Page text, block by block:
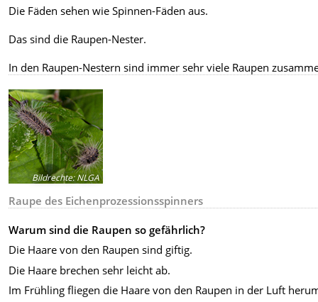
Die Fäden sehen wie Spinnen-Fäden aus.
Das sind die Raupen-Nester.
In den Raupen-Nestern sind immer sehr viele Raupen
Bildrechte:NLGA
Raupe des Eichenprozessionsspinners
Warum sind die Raupen so gefährlich?
Die Haare von den Raupen sind giftig.
Die Haare brechen sehr leicht ab.
Im Frühling fliegen die Haare von den Raupen in der Luft